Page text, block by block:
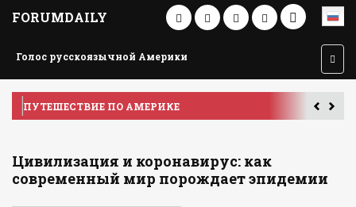
FORUMDAILY
Голос русскоязычной Америки
ПУТЕШЕСТВИЕ ПО АМЕРИКЕ
Цивилизация и коронавирус: как
современный мир порождает эпидемии